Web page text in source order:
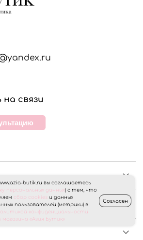
связи
butik.ru вы соглашаетесь
персональных данных) с тем, что
сбор cookies и данных
пользователей (метрики) в
конфиденциальности
«Азия Бутик»
Согласен